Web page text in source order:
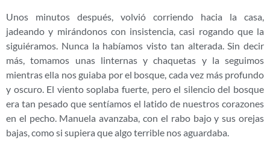
Unos minutos después, volvió corriendo hacia la casa,
jadeando y mirándonos con insistencia, casi rogando que la
siguiéramos. Nunca la habíamos visto tan alterada. Sin decir
más, tomamos unas linternas y chaquetas y la seguimos
mientras ella nos guiaba por el bosque, cada vez más profundo
y oscuro. El viento soplaba fuerte, pero el silencio del bosque
era tan pesado que sentíamos el latido de nuestros corazones
en el pecho. Manuela avanzaba, con el rabo bajo y sus orejas
bajas, como si supiera que algo terrible nos aguardaba.